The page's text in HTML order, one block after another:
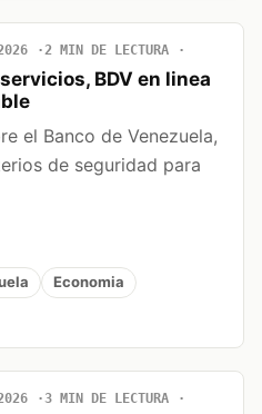
2 MIN DE LECTURA
BDV en linea
el Banco de Venezuela,
de seguridad para
Economia
3 MIN DE LECTURA